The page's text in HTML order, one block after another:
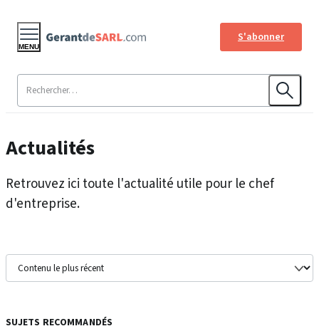
S'abonner
MENU
Actualités
Retrouvez ici toute l'actualité utile pour le chef
d'entreprise.
SUJETS RECOMMANDÉS